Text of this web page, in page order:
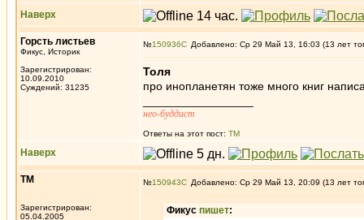
Наверх
Горсть листьев
Фикус, Историк
Зарегистрирован:
10.09.2010
Суждений: 31235
№150936 Добавлено: Ср 29 Май 13, 16:03 (13 лет
Толя
про инопланетян тоже много книг
нео-буддист
Ответы на этот пост: ТМ
Наверх
ТМ
Зарегистрирован:
05.04.2005
№150943 Добавлено: Ср 29 Май 13, 20:09 (13 лет
Фикус пишет: